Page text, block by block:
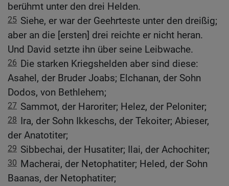
berühmt unter den drei Helden.
25 Siehe, er war der Geehrteste unter den dreißig;
aber an die [ersten] drei reichte er nicht heran.
Und David setzte ihn über seine Leibwache.
26 Die starken Kriegshelden aber sind diese:
Asahel, der Bruder Joabs; Elchanan, der Sohn
Dodos, von Bethlehem;
27 Sammot, der Haroriter; Helez, der Peloniter;
28 Ira, der Sohn Ikkeschs, der Tekoiter; Abieser,
der Anatotiter;
29 Sibbechai, der Husatiter; Ilai, der Achochiter;
30 Macherai, der Netophatiter; Heled, der Sohn
Baanas, der Netophatiter;